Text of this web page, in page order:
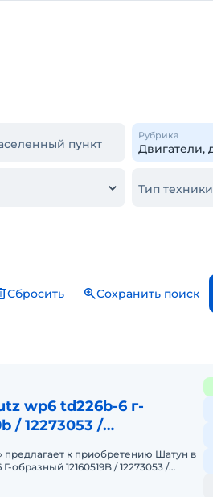
пункт
Рубрика
Тип техники
Сбросить Сохранить поиск
wp6 td226b-6 г-
/ 12273053 /
к приобретению Шатун в
образный 12160519B / 12273053 /